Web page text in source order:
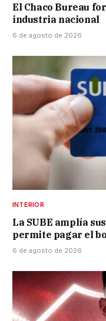
El Chaco Bureau
industria nacional
6 de agosto de 2026
INTERIOR
La SUBE amplía
permite pagar el
6 de agosto de 2026